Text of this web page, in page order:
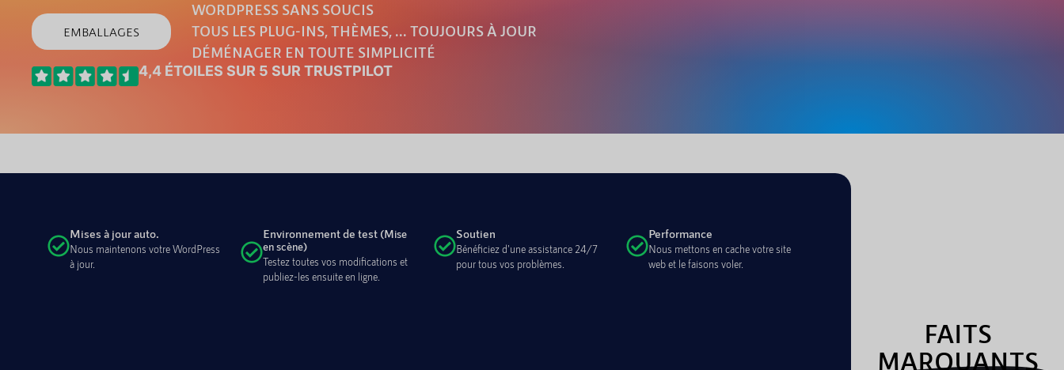
EMBALLAGES
WORDPRESS SANS SOUCIS
TOUS LES PLUG-INS, THÈMES, ... TOUJOURS À JOUR
DÉMÉNAGER EN TOUTE SIMPLICITÉ
4,4 ÉTOILES SUR 5 SUR TRUSTPILOT
Mises à jour auto.
Nous maintenons votre WordPress
à jour.
Environnement de test (Mise
en scène)
Testez toutes vos modifications et
publiez-les ensuite en ligne.
Soutien
Bénéficiez d'une assistance 24/7
pour tous vos problèmes.
Performance
Nous mettons en cache votre site
web et le faisons voler.
FAITS
MARQUANTS